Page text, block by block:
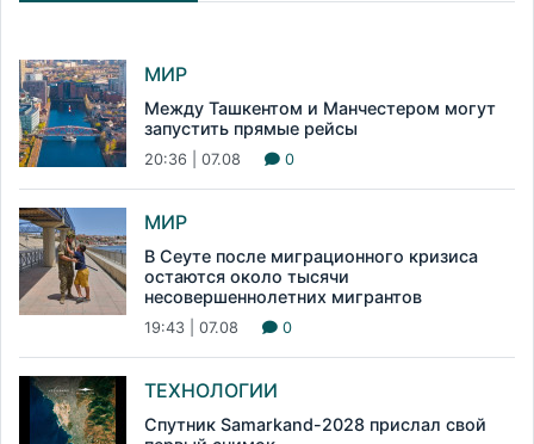
МИР
Между Ташкентом и Манчестером могут
запустить прямые рейсы
20:36 | 07.08 0
МИР
В Сеуте после миграционного кризиса
остаются около тысячи
несовершеннолетних мигрантов
19:43 | 07.08 0
ТЕХНОЛОГИИ
Спутник Samarkand-2028 прислал свой